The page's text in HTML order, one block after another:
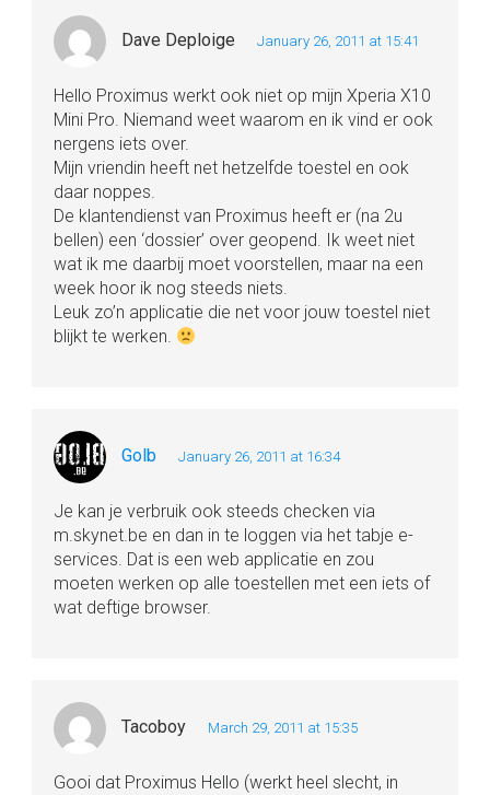
Dave Deploige January 26, 2011 at 15:41
Hello Proximus werkt ook niet op mijn Xperia X10
Mini Pro. Niemand weet waarom en ik vind er ook
nergens iets over.
Mijn vriendin heeft net hetzelfde toestel en ook
daar noppes.
De klantendienst van Proximus heeft er (na 2u
bellen) een ‘dossier’ over geopend. Ik weet niet
wat ik me daarbij moet voorstellen, maar na een
week hoor ik nog steeds niets.
Leuk zo’n applicatie die net voor jouw toestel niet
blijkt te werken.
Golb January 26, 2011 at 16:34
Je kan je verbruik ook steeds checken via
m.skynet.be en dan in te loggen via het tabje e-
services. Dat is een web applicatie en zou
moeten werken op alle toestellen met een iets of
wat deftige browser.
Tacoboy March 29, 2011 at 15:35
Gooi dat Proximus Hello (werkt heel slecht, in